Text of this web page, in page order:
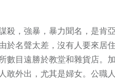
殺，強暴，暴力聞名，是肯
於名聲太差，沒有人要來居
數目遠勝於教堂和雜貨店。
敢外出，尤其是婦女。公職